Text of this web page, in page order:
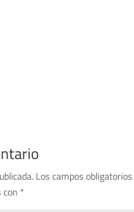
Los campos obligatorios
con *